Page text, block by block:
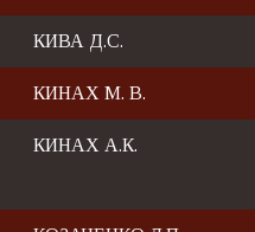
КИВА Д.С.
КИНАХ М. В.
КИНАХ А.К.